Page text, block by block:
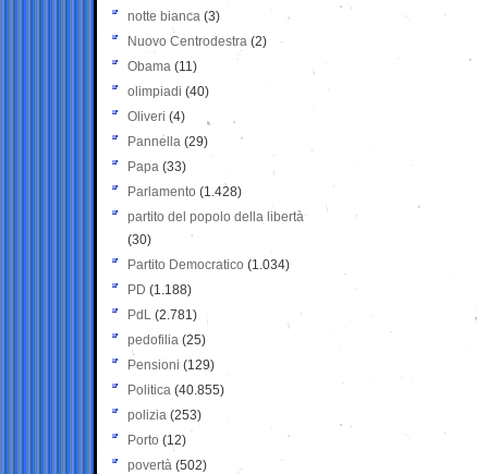
notte bianca (3)
Nuovo Centrodestra (2)
Obama (11)
olimpiadi (40)
Oliveri (4)
Pannella (29)
Papa (33)
Parlamento (1.428)
partito del popolo della libertà
(30)
Partito Democratico (1.034)
PD (1.188)
PdL (2.781)
pedofilia (25)
Pensioni (129)
Politica (40.855)
polizia (253)
Porto (12)
povertà (502)